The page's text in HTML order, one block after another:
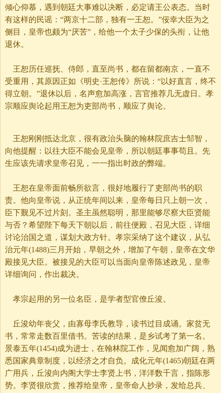
倾心仰慕，遇到朝廷大事难以决断，必定请王公表态。当时
有这样的民谣：“两京十二部，独有一王恕。”佞幸大臣为之
侧目，皇帝也颇为“厌苦”，给他一个太子少保的头衔，让他
退休。
王恕历任巡抚、侍郎，直至尚书，都在留都南京，一直不
受重用，其原因正如《明史·王恕传》所说：“以好直言，终不
得立朝。”退休以后，名声愈加高涨，言官推荐几无虚日。孝
宗顺应舆论起用王恕为吏部尚书，顺应了舆论。
王恕刚刚抵达北京，很有政治头脑的翰林院庶吉士邹智，
向他提醒：以往大臣不能会见皇帝，所以朝廷事事苟且。先
生应该先请求皇帝召见，一一指出时政的弊端。
王恕在皇帝面前畅所欲言，很好地履行了吏部尚书的职
责。他向皇帝说，从正统年间以来，皇帝每日只上朝一次，
臣下觐见不过片刻。圣主虽然聪明，那里能够尽察大臣贤能
与否？希望陛下每天下朝以后，前往便殿，召见大臣，详细
讨论治国之道，谋划大政方针。孝宗采纳了这个建议，从弘
治元年(1488)三月开始，早朝之外，增加了午朝，皇帝在文华
殿接见大臣。被接见的大臣可以当面向皇帝陈述政见，皇帝
详细询问，作出裁决。
孝宗起用的另一位名臣，是学者型官僚丘浚。
丘浚幼年丧父，由寡母李氏教导，读书过目成诵。家贫无
书，常常走数百里借书。苦读的结果，是乡试考了第一名。
景泰五年(1454)成为进士，在翰林院工作，见闻愈加广阔，熟
悉国家典章制度，以经济之才自负。成化元年(1465)朝廷在两
广用兵，丘浚向内阁大学士李贤上书，洋洋数千言，指陈形
势。李贤很欣赏，推荐给皇帝，皇帝命人抄录，发给总兵、